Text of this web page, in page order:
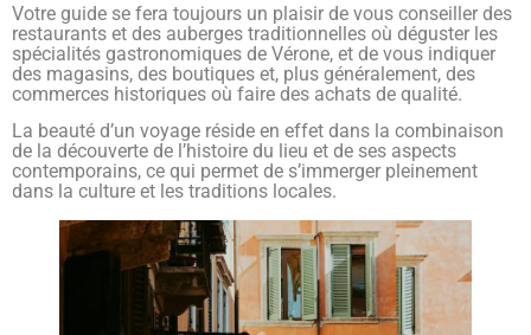
Votre guide se fera toujours un plaisir de vous conseiller des
restaurants et des auberges traditionnelles où déguster les
spécialités gastronomiques de Vérone, et de vous indiquer
des magasins, des boutiques et, plus généralement, des
commerces historiques où faire des achats de qualité.
La beauté d’un voyage réside en effet dans la combinaison
de la découverte de l’histoire du lieu et de ses aspects
contemporains, ce qui permet de s’immerger pleinement
dans la culture et les traditions locales.